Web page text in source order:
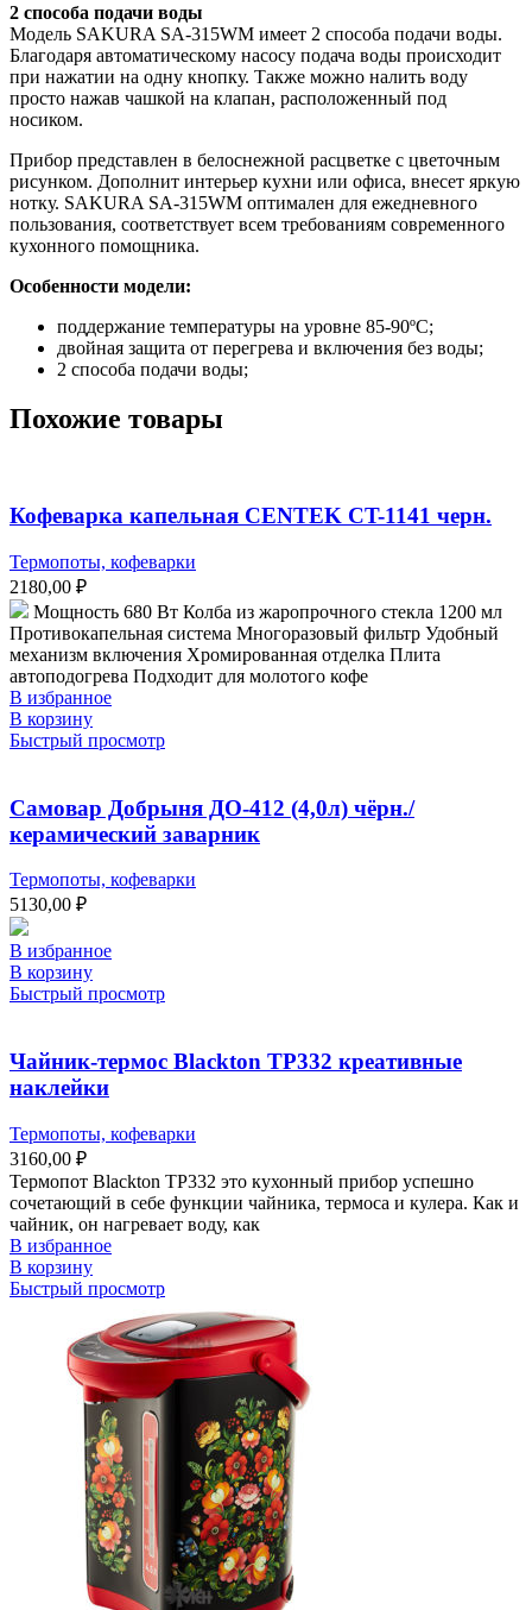
2 способа подачи воды
Модель SAKURA SA-315WM имеет 2 способа подачи воды.
Благодаря автоматическому насосу подача воды происходит
при нажатии на одну кнопку. Также можно налить воду
просто нажав чашкой на клапан, расположенный под
носиком.
Прибор представлен в белоснежной расцветке с цветочным
рисунком. Дополнит интерьер кухни или офиса, внесет яркую
нотку. SAKURA SA-315WM оптимален для ежедневного
пользования, соответствует всем требованиям современного
кухонного помощника.
Особенности модели:
поддержание температуры на уровне 85-90ºС;
двойная защита от перегрева и включения без воды;
2 способа подачи воды;
Похожие товары
Кофеварка капельная CENTEK CT-1141 черн.
Термопоты, кофеварки
2180,00 ₽
Мощность 680 Вт Колба из жаропрочного стекла 1200 мл
Противокапельная система Многоразовый фильтр Удобный
механизм включения Хромированная отделка Плита
автоподогрева Подходит для молотого кофе
В избранное
В корзину
Быстрый просмотр
Самовар Добрыня ДО-412 (4,0л) чёрн./
керамический заварник
Термопоты, кофеварки
5130,00 ₽
В избранное
В корзину
Быстрый просмотр
Чайник-термос Blackton TP332 креативные
наклейки
Термопоты, кофеварки
3160,00 ₽
Термопот Blackton TP332 это кухонный прибор успешно
сочетающий в себе функции чайника, термоса и кулера. Как и
чайник, он нагревает воду, как
В избранное
В корзину
Быстрый просмотр